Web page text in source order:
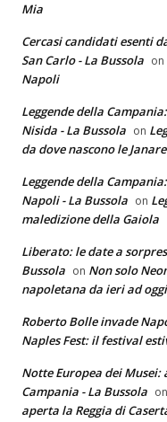
Mia
Cercasi candidati esenti
San Carlo - La Bussola on
Napoli
Leggende della
Nisida - La Bussola on
da dove nascono le
Leggende della
Napoli - La Bussola on
maledizione della Gaiola
Liberato: le date a
Bussola on Non solo
napoletana da ieri ad oggi
Roberto Bolle invade
Naples Fest: il festival
Notte Europea dei
Campania - La Bussola on
aperta la Reggia di